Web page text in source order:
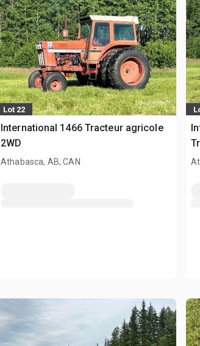
Lot 22
International 1466 Tracteur agricole
2WD
Athabasca, AB, CAN